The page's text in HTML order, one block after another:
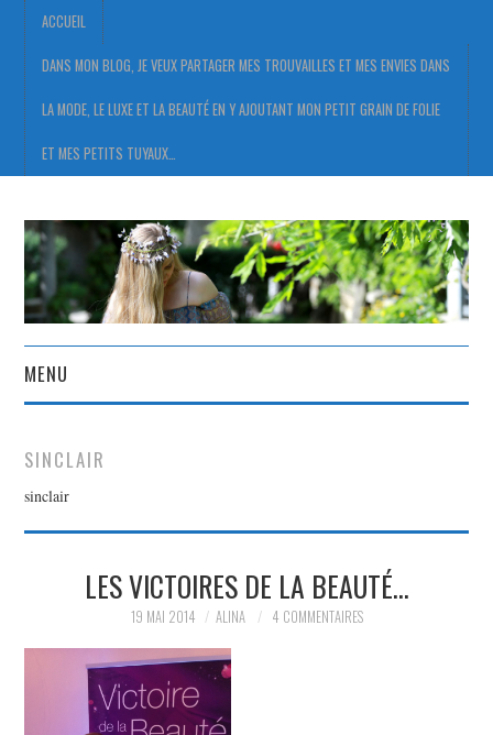
ACCUEIL
DANS MON BLOG, JE VEUX PARTAGER MES TROUVAILLES ET MES ENVIES DANS
LA MODE, LE LUXE ET LA BEAUTÉ EN Y AJOUTANT MON PETIT GRAIN DE FOLIE
ET MES PETITS TUYAUX…
MENU
DANS MON BLOG, JE VEUX
PARTAGER MES
TROUVAILLES ET MES
ENVIES DANS LA MODE, LE
LUXE ET LA BEAUTÉ EN Y
SINCLAIR
sinclair
LES VICTOIRES DE LA BEAUTÉ…
19 MAI 2014 ALINA 4 COMMENTAIRES